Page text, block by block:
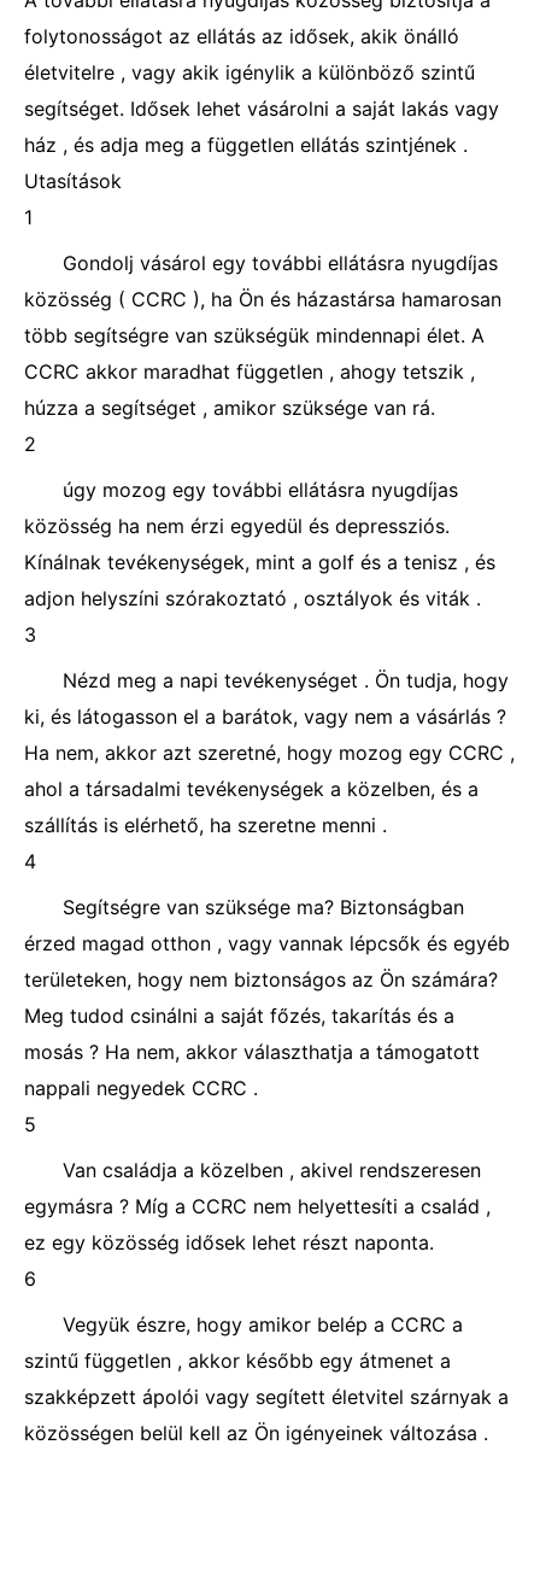
folytonosságot az ellátás az idősek, akik önálló
életvitelre , vagy akik igénylik a különböző szintű
segítséget. Idősek lehet vásárolni a saját lakás vagy
ház , és adja meg a független ellátás szintjének .
Utasítások
1
Gondolj vásárol egy további ellátásra nyugdíjas
közösség ( CCRC ), ha Ön és házastársa hamarosan
több segítségre van szükségük mindennapi élet. A
CCRC akkor maradhat független , ahogy tetszik ,
húzza a segítséget , amikor szüksége van rá.
2
úgy mozog egy további ellátásra nyugdíjas
közösség ha nem érzi egyedül és depressziós.
Kínálnak tevékenységek, mint a golf és a tenisz , és
adjon helyszíni szórakoztató , osztályok és viták .
3
Nézd meg a napi tevékenységet . Ön tudja, hogy
ki, és látogasson el a barátok, vagy nem a vásárlás ?
Ha nem, akkor azt szeretné, hogy mozog egy CCRC ,
ahol a társadalmi tevékenységek a közelben, és a
szállítás is elérhető, ha szeretne menni .
4
Segítségre van szüksége ma? Biztonságban
érzed magad otthon , vagy vannak lépcsők és egyéb
területeken, hogy nem biztonságos az Ön számára?
Meg tudod csinálni a saját főzés, takarítás és a
mosás ? Ha nem, akkor választhatja a támogatott
nappali negyedek CCRC .
5
Van családja a közelben , akivel rendszeresen
egymásra ? Míg a CCRC nem helyettesíti a család ,
ez egy közösség idősek lehet részt naponta.
6
Vegyük észre, hogy amikor belép a CCRC a
szintű független , akkor később egy átmenet a
szakképzett ápolói vagy segített életvitel szárnyak a
közösségen belül kell az Ön igényeinek változása .